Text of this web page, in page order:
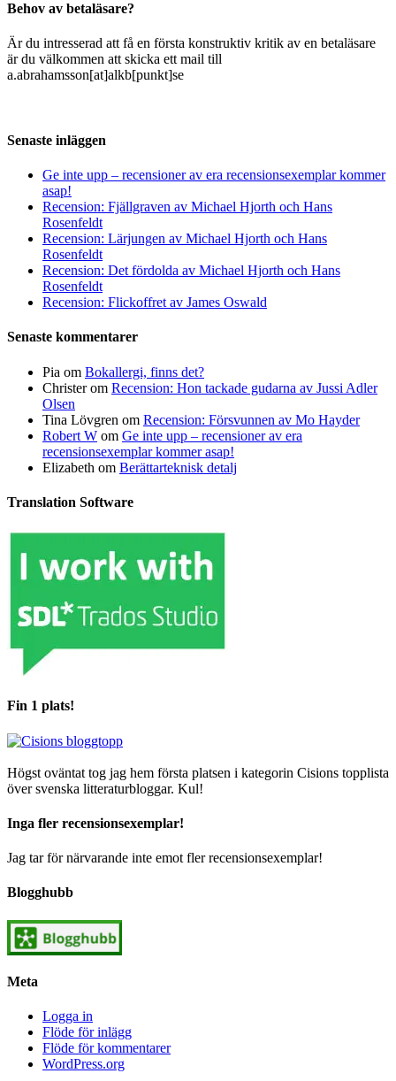
Behov av betaläsare?
Är du intresserad att få en första konstruktiv kritik av en betaläsare
är du välkommen att skicka ett mail till
a.abrahamsson[at]alkb[punkt]se
Senaste inläggen
Ge inte upp – recensioner av era recensionsexemplar kommer
asap!
Recension: Fjällgraven av Michael Hjorth och Hans
Rosenfeldt
Recension: Lärjungen av Michael Hjorth och Hans
Rosenfeldt
Recension: Det fördolda av Michael Hjorth och Hans
Rosenfeldt
Recension: Flickoffret av James Oswald
Senaste kommentarer
Pia om Bokallergi, finns det?
Christerom Recension: Hon tackade gudarna av Jussi Adler
Olsen
Tina Lövgren om Recension: Försvunnen av Mo Hayder
Robert W om Ge inte upp – recensioner av era
recensionsexemplar kommer asap!
Elizabeth om Berättarteknisk detalj
Translation Software
Fin 1 plats!
Högst oväntat tog jag hem första platsen i kategorin Cisions topplista
över svenska litteraturbloggar. Kul!
Inga fler recensionsexemplar!
Jag tar för närvarande inte emot fler recensionsexemplar!
Blogghubb
Meta
Logga in
Flöde för inlägg
Flöde för kommentarer
WordPress.org